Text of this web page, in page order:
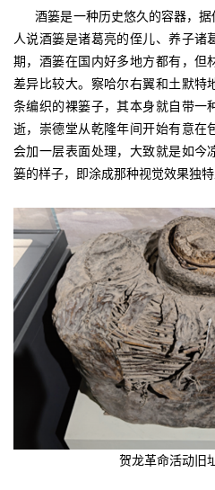
酒篓是一种历史悠久的容器，据
人说酒篓是诸葛亮的侄儿、养子诸
期，酒篓在国内好多地方都有，但
差异比较大。察哈尔右翼和土默特
条编织的裸篓子，其本身就自带一
逝，崇德堂从乾隆年间开始有意在
会加一层表面处理，大致就是如今
篓的样子，即涂成那种视觉效果独特
贺龙革命活动旧